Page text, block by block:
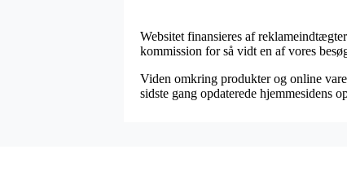
Websitet finansieres af
kommission for så vidt en af vores
Viden omkring produkter og online
sidste gang opdaterede hjemmesidens